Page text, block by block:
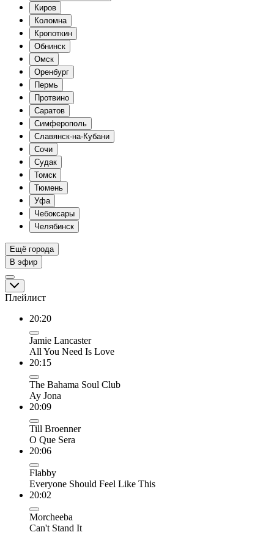
Киров
Коломна
Кропоткин
Обнинск
Омск
Оренбург
Пермь
Протвино
Саратов
Симферополь
Славянск-на-Кубани
Сочи
Судак
Томск
Тюмень
Уфа
Чебоксары
Челябинск
Ещё города
В эфир
Плейлист
20:20
Jamie Lancaster
All You Need Is Love
20:15
The Bahama Soul Club
Ay Jona
20:09
Till Broenner
O Que Sera
20:06
Flabby
Everyone Should Feel Like This
20:02
Morcheeba
Can't Stand It